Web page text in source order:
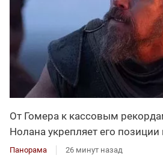
От Гомера к кассовым
Нолана укрепляет его
Панорама 26 минут назад